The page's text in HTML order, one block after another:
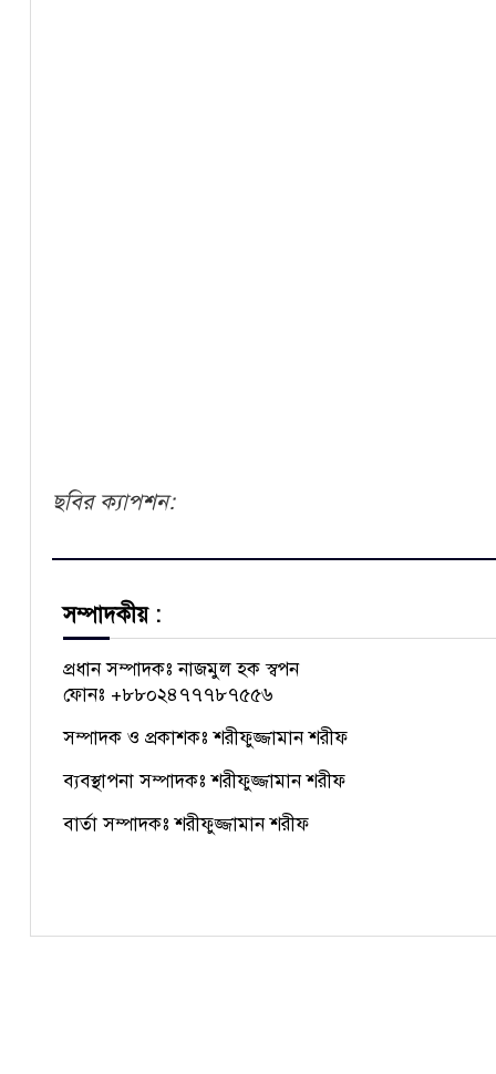
ছবির ক্যাপশন:
সম্পাদকীয় :
প্রধান সম্পাদকঃ নাজমুল হক স্বপন
ফোনঃ +৮৮০২৪৭৭৭৮৭৫৫৬
সম্পাদক ও প্রকাশকঃ শরীফুজ্জামান শরীফ
ব্যবস্থাপনা সম্পাদকঃ শরীফুজ্জামান শরীফ
বার্তা সম্পাদকঃ শরীফুজ্জামান শরীফ